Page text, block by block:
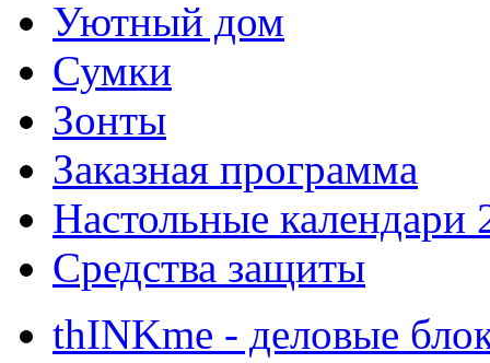
Уютный дом
Сумки
Зонты
Заказная программа
Настольные календари
Средства защиты
thINKme - деловые